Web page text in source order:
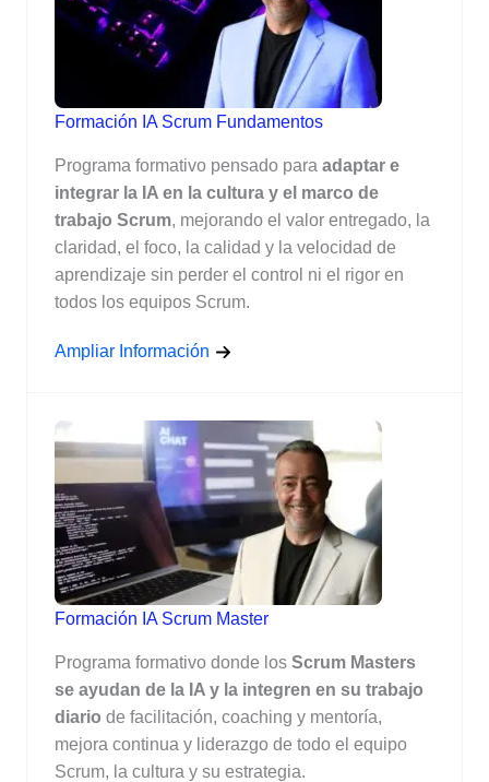
Formación IA Scrum Fundamentos
Programa formativo pensado para adaptar e
integrar la IA en la cultura y el marco de
trabajo Scrum, mejorando el valor entregado, la
claridad, el foco, la calidad y la velocidad de
aprendizaje sin perder el control ni el rigor en
todos los equipos Scrum.
Ampliar Información
Formación IA Scrum Master
Programa formativo donde los Scrum Masters
se ayudan de la IA y la integren en su trabajo
diario de facilitación, coaching y mentoría,
mejora continua y liderazgo de todo el equipo
Scrum, la cultura y su estrategia.